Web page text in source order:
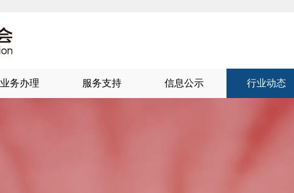
业务办理 服务支持 信息公示 行业动态